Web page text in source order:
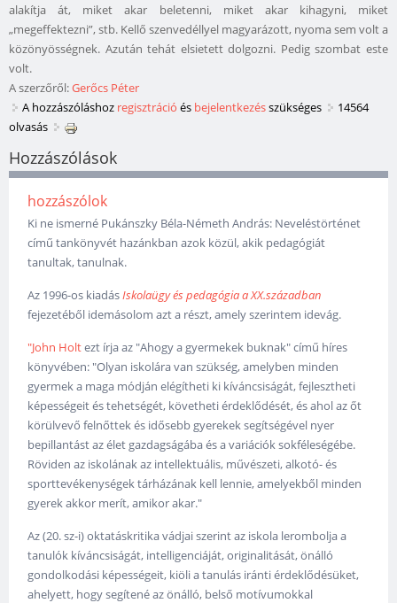
alakítja át, miket akar beletenni, miket akar kihagyni, miket
„megeffektezni”, stb. Kellő szenvedéllyel magyarázott, nyoma sem volt a
közönyösségnek. Azután tehát elsietett dolgozni. Pedig szombat este
volt.
A szerzőről:Gerőcs Péter
A hozzászóláshoz regisztráció és bejelentkezésszükséges
14564
olvasás
Hozzászólások
hozzászólok
Ki ne ismerné Pukánszky Béla-Németh András: Neveléstörténet
című tankönyvét hazánkban azok közül, akik pedagógiát
tanultak, tanulnak.
Az 1996-os kiadásIskolaügy és pedagógia a XX.században
fejezetéből idemásolom azt a részt, amely szerintem idevág.
"John Holtezt írja az "Ahogy a gyermekek buknak" című híres
könyvében: "Olyan iskolára van szükség, amelyben minden
gyermek a maga módján elégítheti ki kíváncsiságát, fejlesztheti
képességeit és tehetségét, követheti érdeklődését, és ahol az őt
körülvevő felnőttek és idősebb gyerekek segítségével nyer
bepillantást az élet gazdagságába és a variációk sokféleségébe.
Röviden az iskolának az intellektuális, művészeti, alkotó- és
sporttevékenységek tárházának kell lennie, amelyekből minden
gyerek akkor merít, amikor akar."
Az (20. sz-i) oktatáskritika vádjai szerint az iskola lerombolja a
tanulók kíváncsiságát, intelligenciáját, originalitását, önálló
gondolkodási képességeit, kiöli a tanulás iránti érdeklődésüket,
ahelyett, hogy segítené az önálló, belső motívumokkal